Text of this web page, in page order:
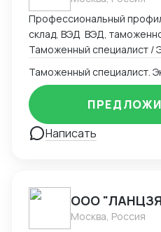
Профессиональный
склад, ВЭД ВЭД,
Таможенный специалист /
международной
профиль Специалист с 20-
таможенном оформлении,
цикл сопровождения
составления контракта
доставки груза. Ключевые
физлиц Расчет и
(пошлина, НДС, акцизы)
таможни, возмещение
Написать
ООО
Москва, Россия